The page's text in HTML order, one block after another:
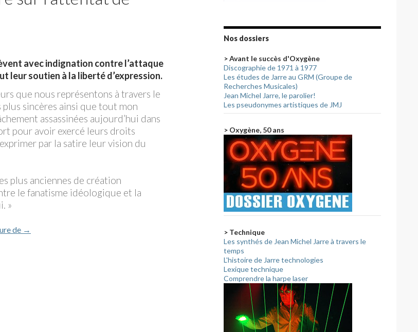
avec indignation contre l’attaque
leur soutien à la liberté d’expression.
que nous représentons à travers le
sincères ainsi que tout mon
assassinées aujourd’hui dans
pour avoir exercé leurs droits
par la satire leur vision du
plus anciennes de création
le fanatisme idéologique et la
»
de Message de Jean Michel Jarre sur l’attentat de Charlie Hebdo
→
Nos dossiers
> Avant le succès d'Oxygène
Discographie de 1971 à 1977
Les études de Jarre au GRM (Groupe de
Recherches Musicales)
Jean Michel Jarre, le parolier!
Les pseudonymes artistiques de JMJ
> Oxygène, 50 ans
> Technique
Les synthés de Jean Michel Jarre à travers le
temps
L'histoire de Jarre technologies
Lexique technique
Comprendre la harpe laser